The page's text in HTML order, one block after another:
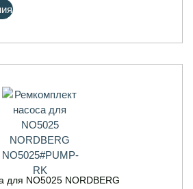
для NO5025 NORDBERG